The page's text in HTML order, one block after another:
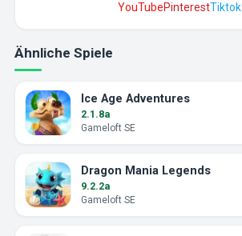
YouTubePinterestTiktok
Ähnliche Spiele
Ice Age Adventures
2.1.8a
Gameloft SE
Dragon Mania Legends
9.2.2a
Gameloft SE